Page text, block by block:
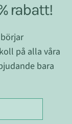
rabatt!
på alla våra
bara